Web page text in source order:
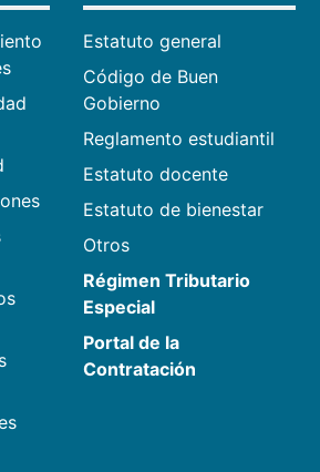
Estatuto general
Código de Buen
Gobierno
Reglamento estudiantil
Estatuto docente
Estatuto de bienestar
Otros
Régimen Tributario
Especial
Portal de la
Contratación